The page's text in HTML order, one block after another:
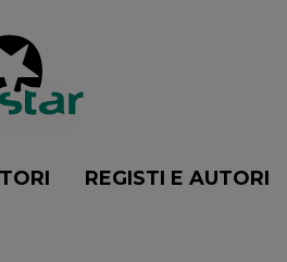
REGISTI E AUTORI